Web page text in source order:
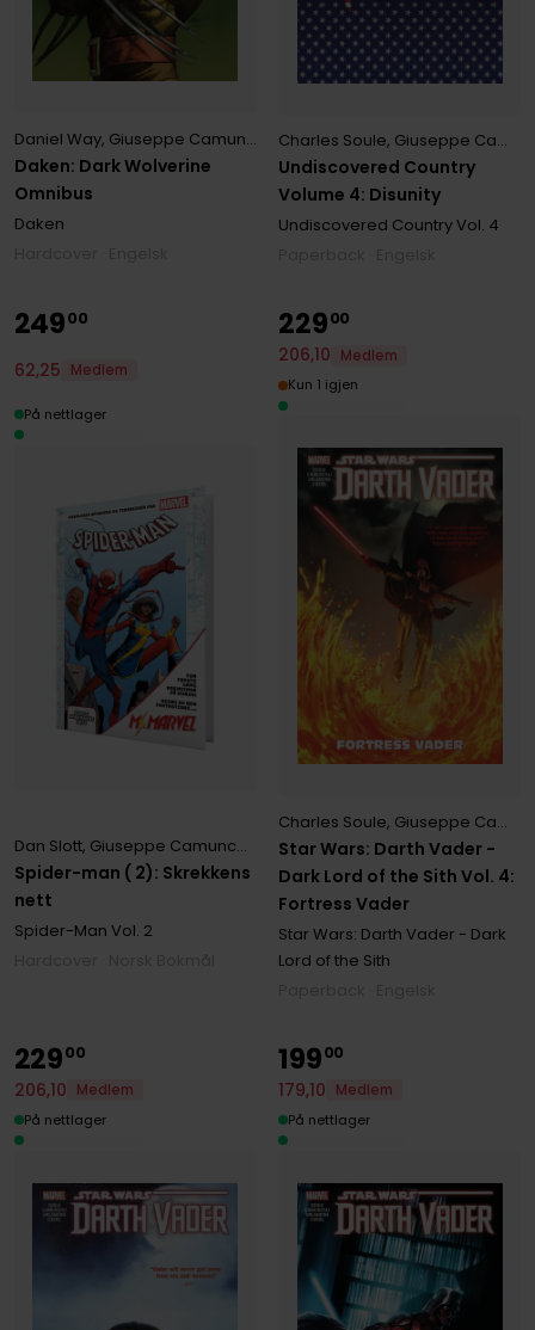
Daken: Dark Wolverine
Omnibus
Daniel Way, Giuseppe Camuncoli ,Leinil Yu ,Marjorie Liu,Stephen
Daken
Undiscovered Country
Volume 4: Disunity
Charles Soule, Giuseppe Camuncoli
Undiscovered CountryVol. 4
Spider-man ( 2): Skrekkens
nett
Dan Slott, Giuseppe Camuncoli Humberto Ramos
Spider-Man Vol. 2
24900
62,25 Medlem
På nettlager
Star Wars: Darth Vader -
Dark Lord of the Sith Vol. 4:
Fortress Vader
Charles Soule, Giuseppe Camuncoli
Star Wars: Darth Vader - Dark
Lord of the Sith
22900
206,10
Medlem
Kun 1 igjen
22900
206,10
Medlem
På nettlager
19900
179,10
Medlem
På nettlager